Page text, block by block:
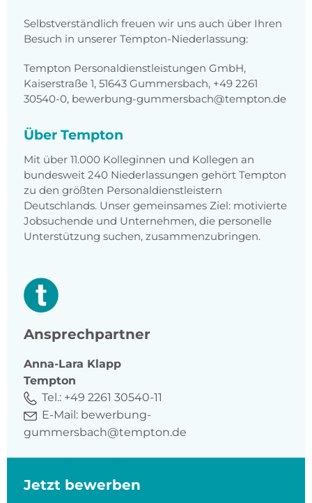
Selbstverständlich freuen wir uns auch über Ihren
Besuch in unserer Tempton-Niederlassung:
Tempton Personaldienstleistungen GmbH,
Kaiserstraße 1, 51643 Gummersbach, +49 2261
30540-0, bewerbung-gummersbach@tempton.de
Über Tempton
Mit über 11.000 Kolleginnen und Kollegen an
bundesweit 240 Niederlassungen gehört Tempton
zu den größten Personaldienstleistern
Deutschlands. Unser gemeinsames Ziel: motivierte
Jobsuchende und Unternehmen, die personelle
Unterstützung suchen, zusammenzubringen.
Ansprechpartner
Anna-Lara Klapp
Tempton
Tel.: +49 2261 30540-11
E-Mail: bewerbung-
gummersbach@tempton.de
Jetzt bewerben